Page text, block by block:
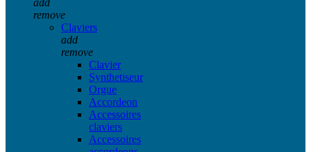
remove
Claviers
add
remove
Clavier
Synthetiseur
Orgue
Accordeon
Accessoires
claviers
Accessoires